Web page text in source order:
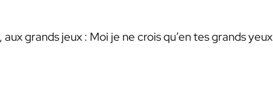
grands jeux : Moi je ne crois qu’en tes grands yeux